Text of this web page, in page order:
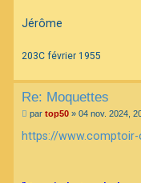
Jérôme
203C février 1955
Re: Moquettes
M
s
par top50 » 04 nov. 2024,
https://www.comptoir-